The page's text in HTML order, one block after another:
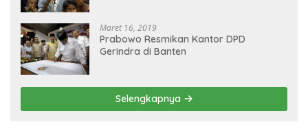
Maret 16, 2019
Prabowo Resmikan Kantor DPD
Gerindra di Banten
Selengkapnya